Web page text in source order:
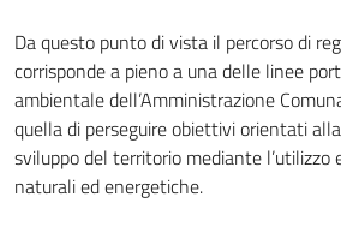
Da questo punto di vista il percorso di
corrisponde a pieno a una delle linee
ambientale dell’Amministrazione
quella di perseguire obiettivi orientati
sviluppo del territorio mediante l’utilizzo
naturali ed energetiche.